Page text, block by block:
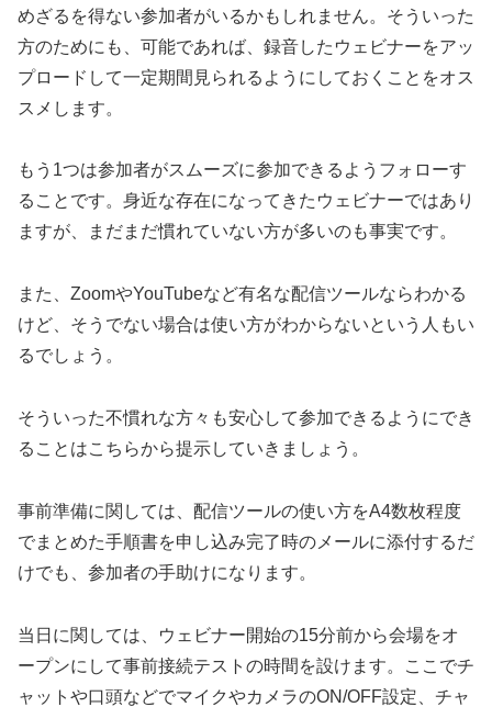
めざるを得ない参加者がいるかもしれません。そういった
方のためにも、可能であれば、録音したウェビナーをアッ
プロードして一定期間見られるようにしておくことをオス
スメします。
もう1つは参加者がスムーズに参加できるようフォローす
ることです。身近な存在になってきたウェビナーではあり
ますが、まだまだ慣れていない方が多いのも事実です。
また、ZoomやYouTubeなど有名な配信ツールならわかる
けど、そうでない場合は使い方がわからないという人もい
るでしょう。
そういった不慣れな方々も安心して参加できるようにでき
ることはこちらから提示していきましょう。
事前準備に関しては、配信ツールの使い方をA4数枚程度
でまとめた手順書を申し込み完了時のメールに添付するだ
けでも、参加者の手助けになります。
当日に関しては、ウェビナー開始の15分前から会場をオ
ープンにして事前接続テストの時間を設けます。ここでチ
ャットや口頭などでマイクやカメラのON/OFF設定、チャ